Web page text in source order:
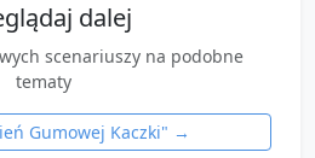
dalej
scenariuszy na podobne
tematy
Gumowej Kaczki" →